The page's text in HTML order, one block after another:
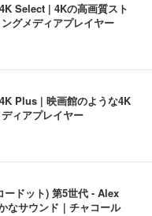
Select | 4Kの高画質スト
グメディアプレイヤー
Plus | 映画館のような4K
ィアプレイヤー
ドット) 第5世代 - Alex
なサウンド｜チャコール